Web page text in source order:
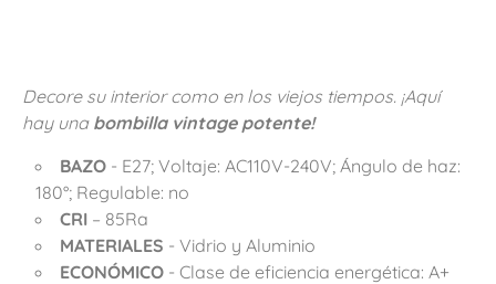
Decore su interior como en los viejos tiempos. ¡Aquí
hay una bombilla vintage potente!
BAZO - E27; Voltaje: AC110V-240V; Ángulo de haz:
180°; Regulable: no
CRI – 85Ra
MATERIALES - Vidrio y Aluminio
ECONÓMICO - Clase de eficiencia energética: A+